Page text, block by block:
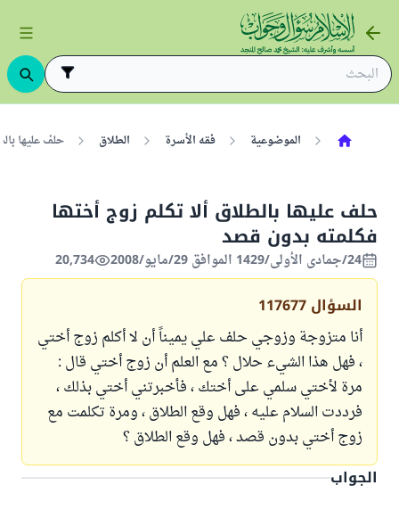
الموضوعية فقه الأسرة الطلاق حلف عليها
حلف عليها بالطلاق ألا تكلم زوج أختها
فكلمته بدون قصد
24/جمادى الأولى/1429 الموافق 29/مايو/2008 20,734
السؤال 117677
أنا متزوجة وزوجي حلف علي يميناً أن لا أكلم زوج أختي
، فهل هذا الشيء حلال ؟ مع العلم أن زوج أختي قال :
مرة لأختي سلمي على أختك ، فأخبرتني أختي بذلك ،
فرددت السلام عليه ، فهل وقع الطلاق ، ومرة تكلمت مع
زوج أختي بدون قصد ، فهل وقع الطلاق ؟
الجواب